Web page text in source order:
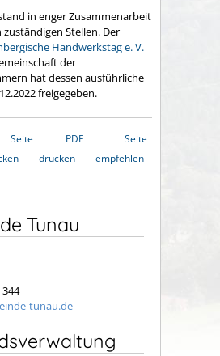
in enger Zusammenarbeit
Stellen. Der
Handwerkstag e. V.
der
hat dessen ausführliche
freigegeben.
Seite
PDF
drucken
Seite
empfehlen
Tunau
tunau.de